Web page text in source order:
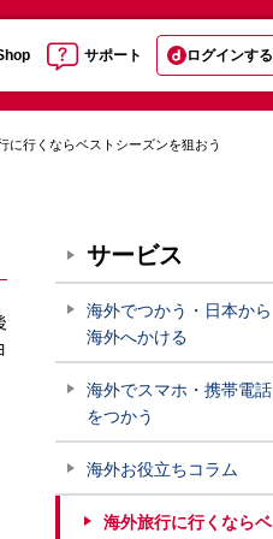
サポート ログインする
に行くならベストシーズンを狙おう
サービス
海外でつかう・日本から
海外へかける
海外でスマホ・携帯電話
をつかう
海外お役立ちコラム
海外旅行に行くならベ